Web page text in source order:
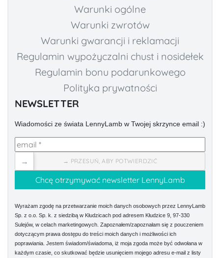
Warunki ogólne
Warunki zwrotów
Warunki gwarancji i reklamacji
Regulamin wypożyczalni chust i nosidełek
Regulamin bonu podarunkowego
Polityka prywatności
NEWSLETTER
Wiadomości ze świata LennyLamb w Twojej skrzynce email :)
→ PRZESUŃ, ABY POTWIERDZIĆ
→
Wyrażam zgodę na przetwarzanie moich danych osobowych przez LennyLamb
Sp. z o.o. Sp. k. z siedzibą w Kłudzicach pod adresem Kłudzice 9, 97-330
Sulejów, w celach marketingowych. Zapoznałem/zapoznałam się z pouczeniem
dotyczącym prawa dostępu do treści moich danych i możliwości ich
poprawiania. Jestem świadom/świadoma, iż moja zgoda może być odwołana w
każdym czasie, co skutkować będzie usunięciem mojego adresu e-mail z listy